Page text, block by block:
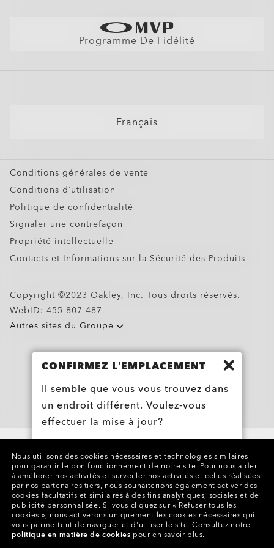
Oakley Meta HSTN Replacement Lens
Oakley Meta HSTN Replacement Lens
€156.00
Tableau des tailles
Lunettes de Soleil de Sport
Better Cotton Initiative
Français
Programme De Fidélité
Conditions générales de vente
Conditions d’utilisation
Politique de confidentialité
Signaler une contrefaçon
Propriété intellectuelle
Contacts et Informations sur la Sécurité des Produits
Copyright ©2023 Oakley, Inc. Tous droits réservés.
WebID: 455 807 487
Autres sites du Groupe
CONFIRMEZ L’EMPLACEMENT
Il semble que vous vous trouvez dans
un endroit différent. Voulez-vous
effectuer la mise à jour?
ÉTATS-UNIS
BELGIË (BELGIQUE)
Nous utilisons des cookies nécessaires et technologies similaires
pour garantir le bon fonctionnement de notre site. Pour nous aider
à améliorer nos activités et surveiller nos activités et celles réalisées
par nos partenaires tiers, nous souhaiterions également activer des
cookies facultatifs et similaires à des fins analytiques, sociales et de
publicité personnalisée. Si vous cliquez sur « Refuser tous les
cookies », nous activerons uniquement les cookies nécessaires qui
vous permettent de naviguer et d'utiliser le site. Consultez notre
politique en matière de cookies pour en savoir plus.